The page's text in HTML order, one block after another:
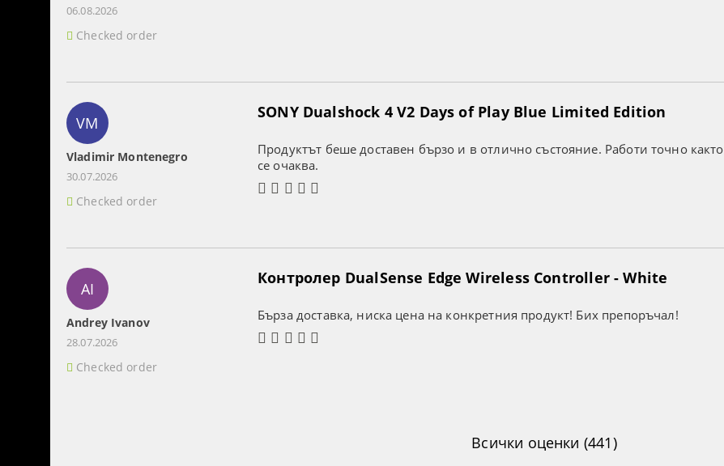
06.08.2026
Checked order
VM
Vladimir Montenegro
30.07.2026
Checked order
SONY Dualshock 4 V2 Days of Play Blue Limited Edition
Продуктът беше доставен бързо и в отлично състояние. Работи точно както
се очаква.
AI
Andrey Ivanov
28.07.2026
Checked order
Контролер DualSense Edge Wireless Controller - White
Бърза доставка, ниска цена на конкретния продукт! Бих препоръчал!
Всички оценки (441)